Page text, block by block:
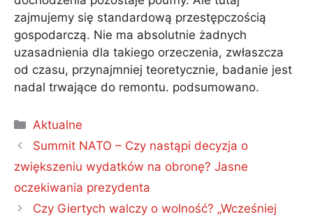
zajmujemy się standardową przestępczością
gospodarczą. Nie ma absolutnie żadnych
uzasadnienia dla takiego orzeczenia, zwłaszcza
od czasu, przynajmniej teoretycznie, badanie jest
nadal trwające do remontu. podsumowano.
Kategorie
Aktualne
Summit NATO – Czy nastąpi decyzja o
zwiększeniu wydatków na obronę? Jasne
oczekiwania prezydenta
Czy Giertych walczy o wolność? „Wcześniej